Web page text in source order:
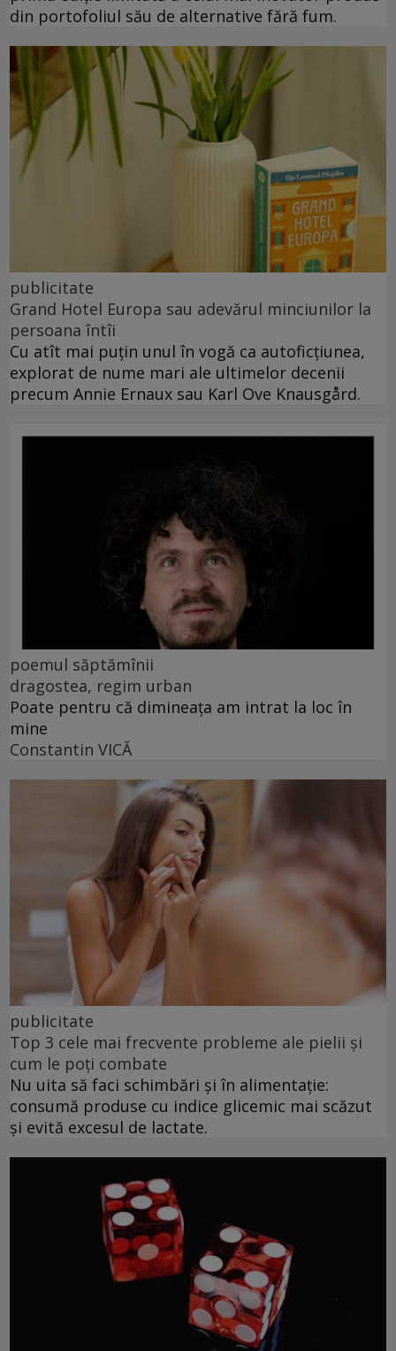
din portofoliul său de alternative fără fum.
publicitate
Grand Hotel Europa sau adevărul minciunilor la
persoana întîi
Cu atît mai puțin unul în vogă ca autoficțiunea,
explorat de nume mari ale ultimelor decenii
precum Annie Ernaux sau Karl Ove Knausgård.
poemul săptămînii
dragostea, regim urban
Poate pentru că dimineața am intrat la loc în
mine
Constantin VICĂ
publicitate
Top 3 cele mai frecvente probleme ale pielii și
cum le poți combate
Nu uita să faci schimbări și în alimentație:
consumă produse cu indice glicemic mai scăzut
și evită excesul de lactate.